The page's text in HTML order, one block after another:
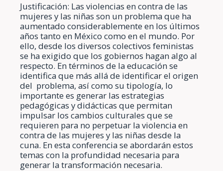
Justificación: Las violencias en contra de las
mujeres y las niñas son un problema que ha
aumentado considerablemente en los últimos
años tanto en México como en el mundo. Por
ello, desde los diversos colectivos feministas
se ha exigido que los gobiernos hagan algo al
respecto. En términos de la educación se
identifica que más allá de identificar el origen
del problema, así como su tipología, lo
importante es generar las estrategias
pedagógicas y didácticas que permitan
impulsar los cambios culturales que se
requieren para no perpetuar la violencia en
contra de las mujeres y las niñas desde la
cuna. En esta conferencia se abordarán estos
temas con la profundidad necesaria para
generar la transformación necesaria.